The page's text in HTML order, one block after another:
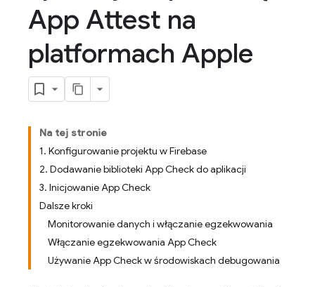
App Attest na
platformach Apple
Na tej stronie
1. Konfigurowanie projektu w Firebase
2. Dodawanie biblioteki App Check do aplikacji
3. Inicjowanie App Check
Dalsze kroki
Monitorowanie danych i włączanie egzekwowania
Włączanie egzekwowania App Check
Używanie App Check w środowiskach debugowania